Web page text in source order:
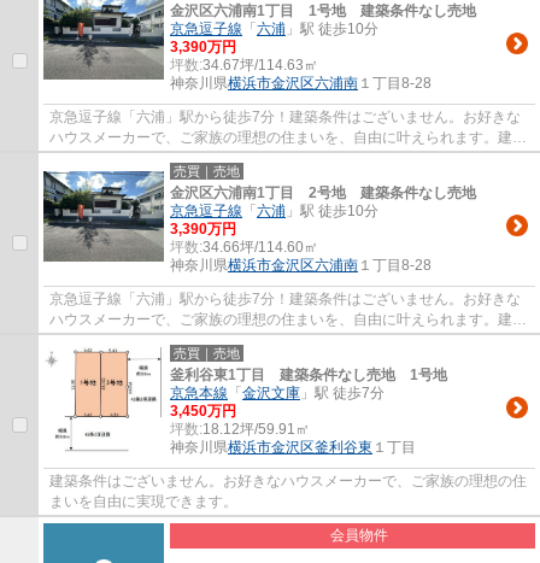
金沢区六浦南1丁目 1号地 建築条件なし売地
京急逗子線 「 六浦 」駅 徒歩10分
3,390万円
坪数:34.67坪/114.63㎡
神奈川県横浜市金沢区六浦南 １丁目8-28
京急逗子線「六浦」駅から徒歩7分！建築条件はございません。お好きな
ハウスメーカーで、ご家族の理想の住まいを、自由に叶えられます。建物
のご相談も承ります。
売買｜売地
金沢区六浦南1丁目 2号地 建築条件なし売地
京急逗子線 「 六浦 」駅 徒歩10分
3,390万円
坪数:34.66坪/114.60㎡
神奈川県横浜市金沢区六浦南 １丁目8-28
京急逗子線「六浦」駅から徒歩7分！建築条件はございません。お好きな
ハウスメーカーで、ご家族の理想の住まいを、自由に叶えられます。建物
のご相談も承ります。
売買｜売地
釜利谷東1丁目 建築条件なし売地 1号地
京急本線 「 金沢文庫 」駅 徒歩7分
3,450万円
坪数:18.12坪/59.91㎡
神奈川県横浜市金沢区釜利谷東 １丁目
建築条件はございません。お好きなハウスメーカーで、ご家族の理想の住
まいを自由に実現できます。
会員物件